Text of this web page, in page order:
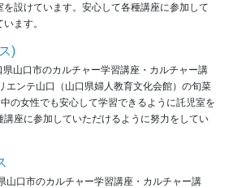
を設けています。安心して各種講座に参加して
ます。
)
山口市のカルチャー学習講座・カルチャー講
エンテ山口（山口県婦人教育文化会館）の旬菜
の女性でも安心して学習できるように託児室を
座に参加していただけるように努力をしてい
山口市のカルチャー学習講座・カルチャー講